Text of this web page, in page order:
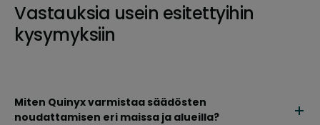
Vastauksia usein esitettyihin
kysymyksiin
Miten Quinyx varmistaa säädösten
noudattamisen eri maissa ja alueilla?